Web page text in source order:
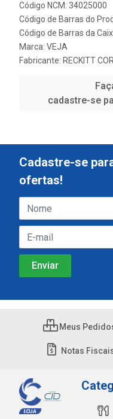
Código NCM: 34025000
Código de Barras do
Código de Barras da
Marca: VEJA
Fabricante: RECKITT
cadastre-se
Cadastre-se
ofertas!
Meus
Notas